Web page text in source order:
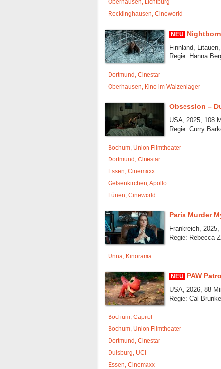
Oberhausen, Lichtburg
Recklinghausen, Cineworld
NEU Nightborn
Finnland,
Regie: Hanna
Dortmund, Cinestar
Oberhausen, Kino im Walzenlager
Obsession –
USA, 2025, 108
Regie: Curry
Bochum, Union Filmtheater
Dortmund, Cinestar
Essen, Cinemaxx
Gelsenkirchen, Apollo
Lünen, Cineworld
Paris Murder
Frankreich,
Regie: Rebecca
Unna, Kinorama
NEU PAW
USA, 2026, 88
Regie: Cal
Bochum, Capitol
Bochum, Union Filmtheater
Dortmund, Cinestar
Duisburg, UCI
Essen, Cinemaxx